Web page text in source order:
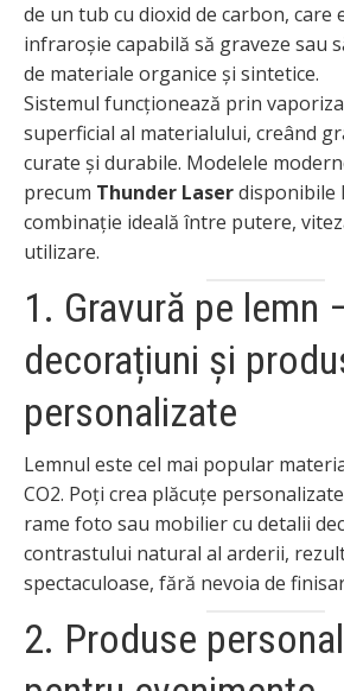
de un tub cu dioxid de carbon, care
infraroșie capabilă să graveze sau
de materiale organice și sintetice.
Sistemul funcționează prin
superficial al materialului, creând
curate și durabile. Modelele
precum Thunder Laserdisponibile
combinație ideală între putere,
utilizare.
1. Gravură pe lemn
decorațiuni și
personalizate
Lemnul este cel mai popular
CO2. Poți crea plăcuțe
rame foto sau mobilier cu detalii
contrastului natural al arderii,
spectaculoase, fără nevoia de
2. Produse